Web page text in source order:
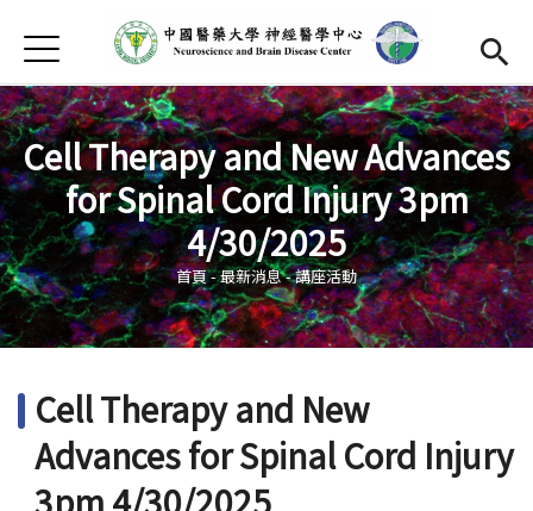
首頁
Open
中心介紹
最新消息
Open
成員介紹
Open
中心研究
發表成果
捐款支持 (link is external)
Open
中心活動
Cell Therapy and New Advances
for Spinal Cord Injury 3pm
4/30/2025
您在這裡
首頁-最新消息-講座活動
Cell Therapy and New
Advances for Spinal Cord Injury
3pm 4/30/2025